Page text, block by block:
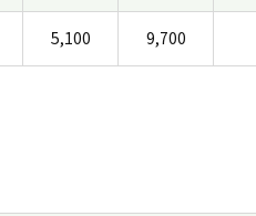
5,100 9,700